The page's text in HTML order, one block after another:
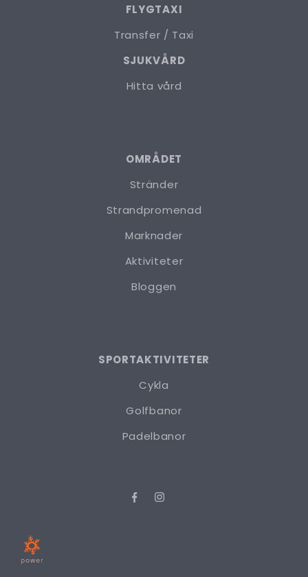
FLYGTAXI
Transfer / Taxi
SJUKVÅRD
Hitta vård
OMRÅDET
Stränder
Strandpromenad
Marknader
Aktiviteter
Bloggen
SPORTAKTIVITETER
Cykla
Golfbanor
Padelbanor